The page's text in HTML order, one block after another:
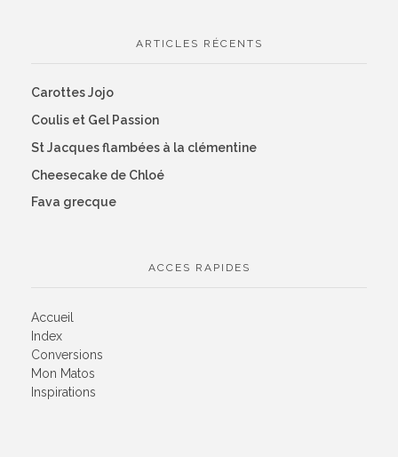
ARTICLES RÉCENTS
Carottes Jojo
Coulis et Gel Passion
St Jacques flambées à la clémentine
Cheesecake de Chloé
Fava grecque
ACCES RAPIDES
Accueil
Index
Conversions
Mon Matos
Inspirations